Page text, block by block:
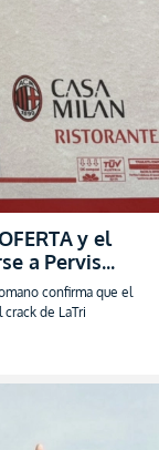
y el
a Pervis
confirma que el
de LaTri